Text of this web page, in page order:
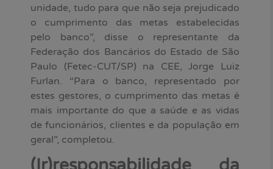
unidade, tudo para que não seja prejudicado
o cumprimento das metas estabelecidas
pelo banco”, disse o representante da
Federação dos Bancários do Estado de São
Paulo (Fetec-CUT/SP) na CEE, Jorge Luiz
Furlan. “Para o banco, representado por
estes gestores, o cumprimento das metas é
mais importante do que a saúde e as vidas
de funcionários, clientes e da população em
geral”, completou.